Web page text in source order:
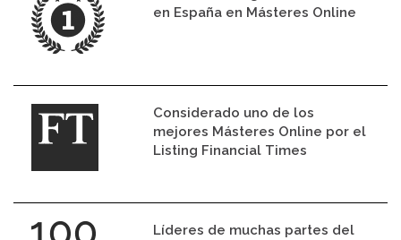
en España en Másteres Online
Considerado uno de los
mejores Másteres Online por el
Listing Financial Times
Líderes de muchas partes del